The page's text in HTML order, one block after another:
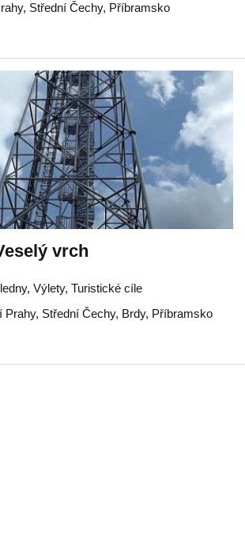
, Střední Čechy, Příbramsko
vrch
Výlety, Turistické cíle
Prahy, Střední Čechy, Brdy, Příbramsko